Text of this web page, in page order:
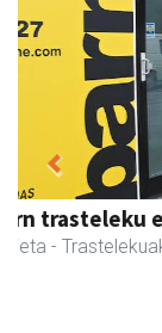
Magale
Urnieta -
Previous